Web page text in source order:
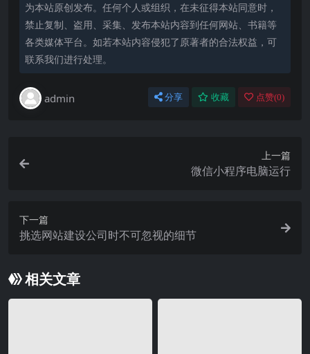
为本站原创发布。任何个人或组织，在未征得本站同意时，
禁止复制、盗用、采集、发布本站内容到任何网站、书籍等
各类媒体平台。如若本站内容侵犯了原著者的合法权益，可
联系我们进行处理。
admin 分享 收藏 点赞(0)
上一篇
微信小程序电脑运行
下一篇
挑选网站建设公司时不可忽视的细节
相关文章